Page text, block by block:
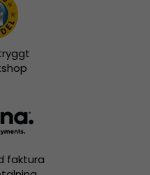
faktura